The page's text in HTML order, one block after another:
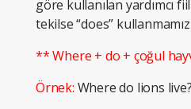
göre kullanılan yardımcı
tekilse “does”
** Where + do + çoğul
Örnek: Where do lions live?